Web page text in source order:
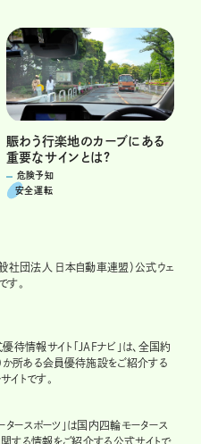
賑わう行楽地のカーブにある
重要なサインとは?
危険予知
安全運転
般社団法人 日本自動車連盟）公式ウェ
す。
優待情報サイト「JAFナビ」は、全国約
所ある会員優待施設をご紹介する
イトです。
タースポーツ」は国内四輪モータース
関する情報をご紹介する公式サイトで